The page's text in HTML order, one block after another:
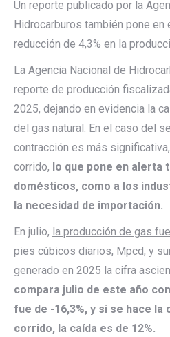
Un reporte publicado por la
Hidrocarburos también pone en
reducción de 4,3% en la
La Agencia Nacional de
reporte de producción
2025, dejando en evidencia la
del gas natural. En el caso del
contracción es más
corrido, lo que pone en alerta
domésticos, como a los
la necesidad de importación.
En julio, la producción de gas
pies cúbicos diarios, Mpcd, y
generado en 2025 la cifra
compara julio de este año
fue de -16,3%, y si se hace la
corrido, la caída es de 12%.